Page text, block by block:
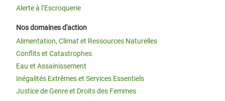
Alerte à l’Escroquerie
Nos domaines d'action
Alimentation, Climat et Ressources Naturelles
Conflits et Catastrophes
Eau et Assainissement
Inégalités Extrêmes et Services Essentiels
Justice de Genre et Droits des Femmes